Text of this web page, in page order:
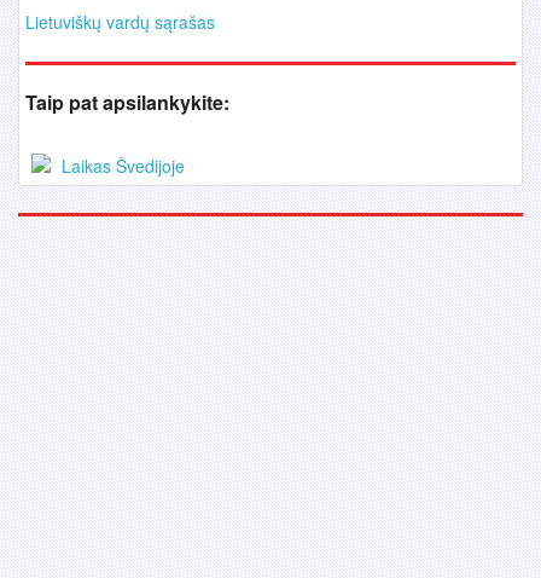
Lietuviškų vardų sąrašas
Taip pat apsilankykite:
Laikas Švedijoje